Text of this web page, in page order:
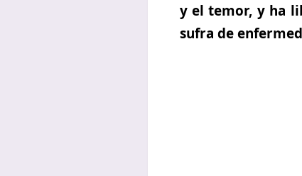
y el temor, y ha
sufra de